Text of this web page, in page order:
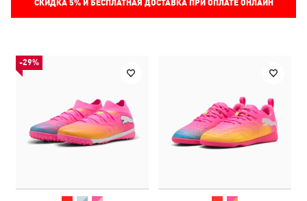
СКИДКА 5%И БЕСПЛАТНАЯ ДОСТАВКА ПРИ ОПЛАТЕ ОНЛАЙН
-29%